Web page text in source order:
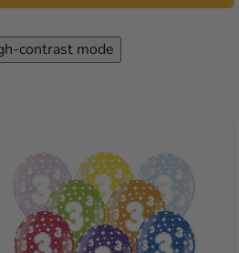
contrast mode